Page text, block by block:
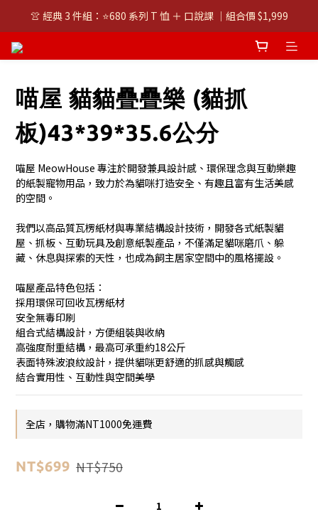
👚 經典 3 件組：⭐680 系列 T 恤 ＋ 口說課 ｜組合價 $1,999
👚 經典 3 件組：⭐680 系列 T 恤 ＋ 口說課 ｜組合價 $1,999
喵屋 貓貓疊疊樂 (貓抓
板)43*39*35.6公分
喵屋 MeowHouse 專注於開發兼具設計感、環保理念與互動樂趣
的紙製寵物用品，致力於為貓咪打造安全、有趣且富有生活美感
的空間。
我們以高品質瓦楞紙材與專業結構設計技術，開發各式紙製貓
屋、抓板、互動玩具及創意紙製產品，不僅滿足貓咪磨爪、躲
藏、休息與探索的天性，也成為飼主居家空間中的風格擺設。
喵屋產品特色包括：
採用環保可回收瓦楞紙材
安全無毒印刷
組合式結構設計，方便組裝與收納
高強度耐重結構，最高可承重約18公斤
表面特殊波浪紋設計，提供貓咪更舒適的抓感與觸感
結合實用性、互動性與空間美學
全店，購物滿NT1000免運費
NT$699 NT$750